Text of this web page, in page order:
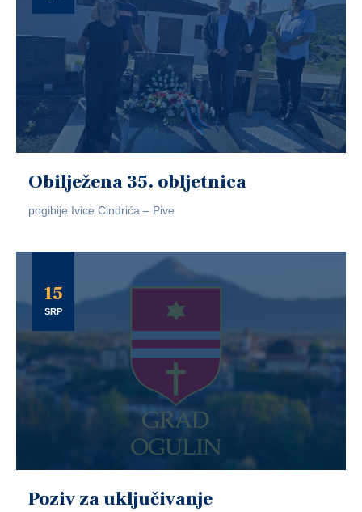
Obilježena 35. obljetnica
pogibije Ivice Cindrića – Pive
15
SRP
Poziv za uključivanje